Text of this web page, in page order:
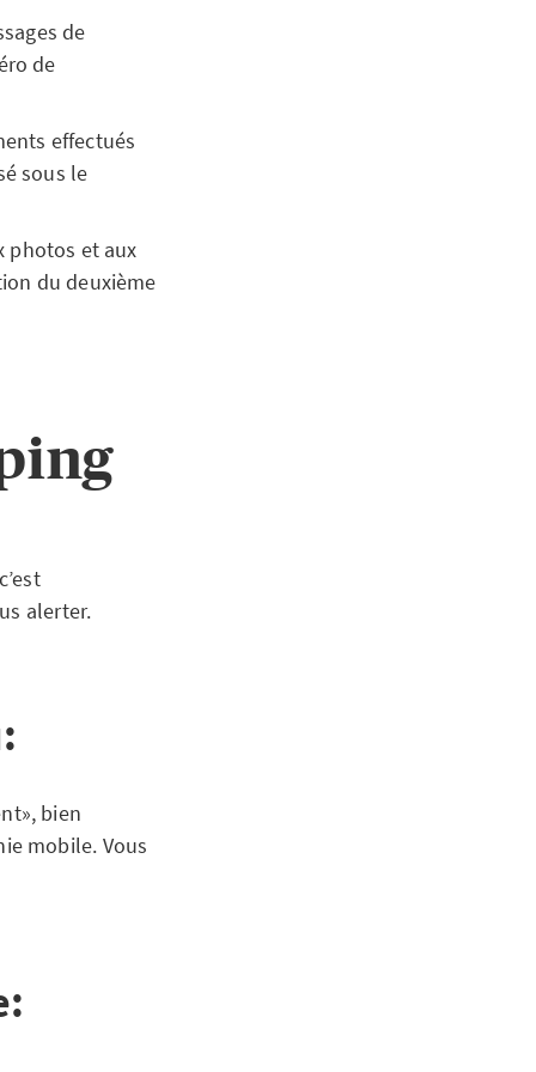
de
de
effectués
sous le
photos et aux
du deuxième
alerter.
bien
mobile. Vous